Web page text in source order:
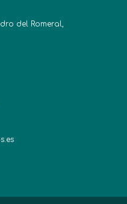
del Romeral,